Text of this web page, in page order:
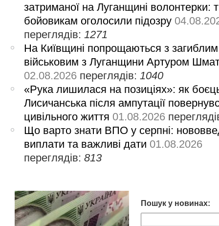
затриманої на Луганщині волонтерки:
бойовикам оголосили підозру
переглядів:1271
На Київщині попрощаються з загиблим
військовим з Луганщини Артуром
02.08.2026 переглядів:1040
«Рука лишилася на позиціях»: як
Лисичанська після ампутації
цивільного життя 01.08.2026
Що варто знати ВПО у серпні:
виплати та важливі дати 01.08.2026
переглядів:813
Пошук у новинах: